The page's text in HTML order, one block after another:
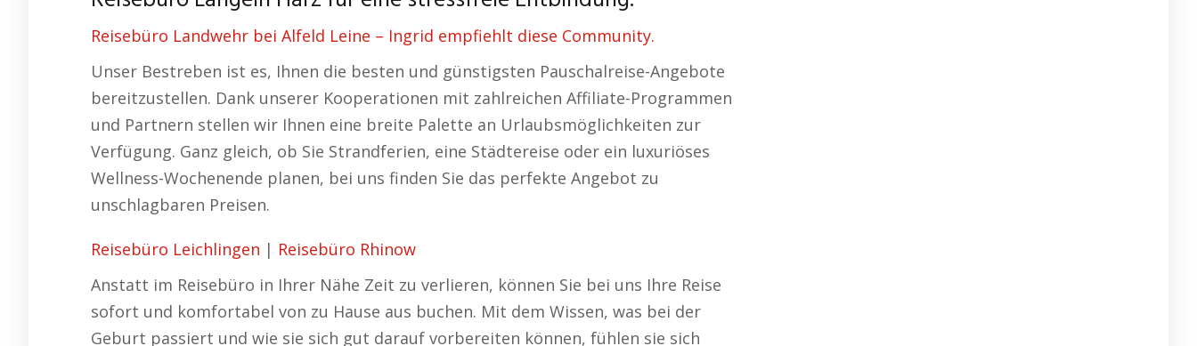
Reisebüro Landwehr bei Alfeld Leine – Ingrid empfiehlt diese Community.
Unser Bestreben ist es, Ihnen die besten und günstigsten Pauschalreise-Angebote
bereitzustellen. Dank unserer Kooperationen mit zahlreichen Affiliate-Programmen
und Partnern stellen wir Ihnen eine breite Palette an Urlaubsmöglichkeiten zur
Verfügung. Ganz gleich, ob Sie Strandferien, eine Städtereise oder ein luxuriöses
Wellness-Wochenende planen, bei uns finden Sie das perfekte Angebot zu
unschlagbaren Preisen.
Reisebüro Leichlingen | Reisebüro Rhinow
Anstatt im Reisebüro in Ihrer Nähe Zeit zu verlieren, können Sie bei uns Ihre Reise
sofort und komfortabel von zu Hause aus buchen. Mit dem Wissen, was bei der
Geburt passiert und wie sie sich gut darauf vorbereiten können, fühlen sie sich